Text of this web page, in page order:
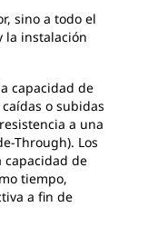
sino a todo el
la instalación
capacidad de
o subidas
a una
Through). Los
de
tiempo,
a fin de